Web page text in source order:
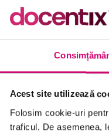
Acest site utilizează
Folosim cookie-uri
traficul. De asemenea,